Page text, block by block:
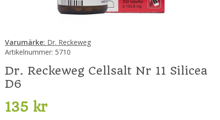
Varumärke: Dr. Reckeweg
Artikelnummer: 5710
Dr. Reckeweg Cellsalt Nr 11 Silicea
D6
135 kr